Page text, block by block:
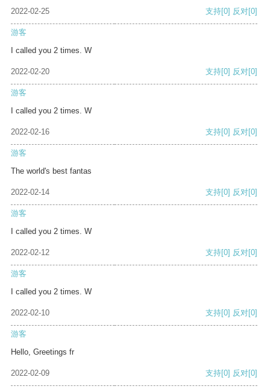
2022-02-25 支持[0] 反对[0]
游客
I called you 2 times. W
2022-02-20 支持[0] 反对[0]
游客
I called you 2 times. W
2022-02-16 支持[0] 反对[0]
游客
The world's best fantas
2022-02-14 支持[0] 反对[0]
游客
I called you 2 times. W
2022-02-12 支持[0] 反对[0]
游客
I called you 2 times. W
2022-02-10 支持[0] 反对[0]
游客
Hello, Greetings fr
2022-02-09 支持[0] 反对[0]